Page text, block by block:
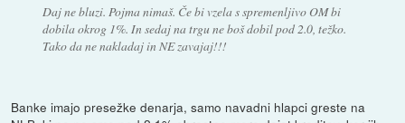
Daj ne bluzi. Pojma nimaš. Če bi vzela s spremenljivo OM bi
dobila okrog 1%. In sedaj na trgu ne boš dobil pod 2.0, težko.
Tako da ne nakladaj in NE zavajaj!!!
Banke imajo presežke denarja, samo navadni hlapci greste na